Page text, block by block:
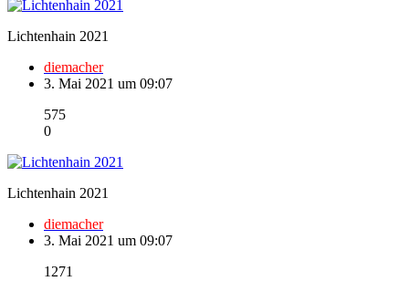
Lichtenhain 2021
diemacher
3. Mai 2021 um 09:07
575
0
Lichtenhain 2021
diemacher
3. Mai 2021 um 09:07
1271